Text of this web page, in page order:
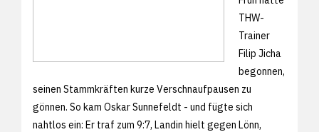
THW-
Trainer
Filip Jicha
begonnen,
seinen Stammkräften kurze Verschnaufpausen zu
gönnen. So kam Oskar Sunnefeldt - und fügte sich
nahtlos ein: Er traf zum 9:7, Landin hielt gegen Lönn,